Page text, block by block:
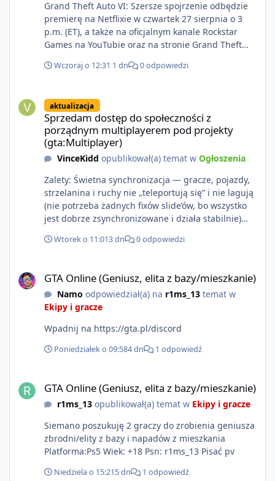
Grand Theft Auto VI: Szersze spojrzenie odbędzie
premierę na Netflixie w czwartek 27 sierpnia o 3
p.m. (ET), a także na oficjalnym kanale Rockstar
Games na YouTubie oraz na stronie Grand Theft
https://netflix.com/GTAVI Grand Theft Auto VI
Xbox Series X|S. Zamów przed premierą na stronie
https://www.rockstargames.com/VI.
Wczoraj o 12:31 1 dn 0 odpowiedzi
aktualizacja
Sprzedam dostęp do społeczności z
porządnym multiplayerem pod projekty
(gta:Multiplayer)
VinceKidd opublikował(a) temat w Ogłoszenia
Zalety: Świetna synchronizacja — gracze, pojazdy,
strzelanina i ruchy nie „teleportują się” i nie lagują
(nie potrzeba żadnych fixów slide’ów, bo wszystko
jest dobrze zsynchronizowane i działa stabilnie)
poziomie multiplayera Wygodne pisanie własnych
Kontakt: Discord — vincekidd Telegram —
xvincekidd Wideo demonstracyjne:
https://youtu.be/8IrdoG8iFz4
Wtorek o 11:013 dn 0 odpowiedzi
GTA Online (Geniusz, elita z bazy/mieszkanie)
Namo odpowiedział(a) na r1ms_13temat w
Ekipy i gracze
Wpadnij na https://gta.pl/discord
Poniedziałek o 09:584 dn 1 odpowiedź
GTA Online (Geniusz, elita z bazy/mieszkanie)
r1ms_13opublikował(a) temat w Ekipy i gracze
Siemano poszukuję 2 graczy do zrobienia geniusza
zbrodni/elity z bazy i napadów z mieszkania
Platforma:Ps5 Wiek: +18 Psn: r1ms_13 Pisać pv
Niedziela o 15:215 dn 1 odpowiedź